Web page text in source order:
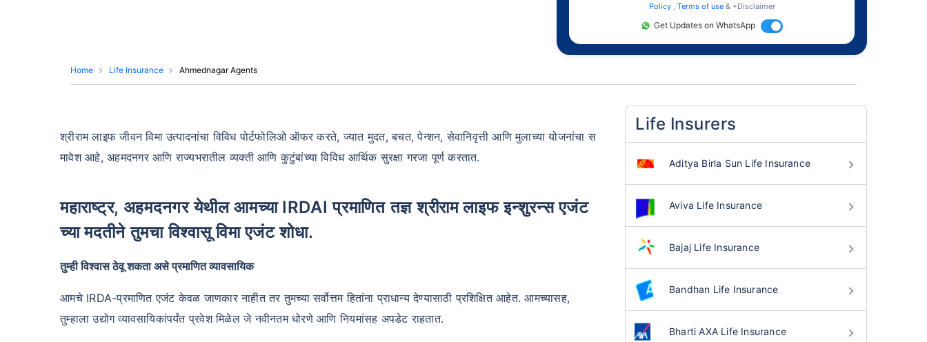
Policy
Terms of use & +Disclaimer
Get Updates on WhatsApp
Home Life Insurance Ahmednagar Agents
श्रीराम लाइफ जीवन विमा उत्पादनांचा विविध पोर्टफोलिओ ऑफर करते, ज्यात मुदत, बचत, पेन्शन, सेवानिवृत्ती आणि मुलाच्या योजनांचा स
मावेश आहे, अहमदनगर आणि राज्यभरातील व्यक्ती आणि कुटुंबांच्या विविध आर्थिक सुरक्षा गरजा पूर्ण करतात.
महाराष्ट्र, अहमदनगर येथील आमच्या IRDAI प्रमाणित तज्ञ श्रीराम लाइफ इन्शुरन्स एजंट
च्या मदतीने तुमचा विश्वासू विमा एजंट शोधा.
तुम्ही विश्वास ठेवू शकता असे प्रमाणित व्यावसायिक
आमचे IRDA-प्रमाणित एजंट केवळ जाणकार नाहीत तर तुमच्या सर्वोत्तम हितांना प्राधान्य देण्यासाठी प्रशिक्षित आहेत. आमच्यासह,
तुम्हाला उद्योग व्यावसायिकांपर्यंत प्रवेश मिळेल जे नवीनतम धोरणे आणि नियमांसह अपडेट राहतात.
Life Insurers
Aditya Birla Sun Life Insurance
Aviva Life Insurance
Bajaj Life Insurance
Bandhan Life Insurance
Bharti AXA Life Insurance